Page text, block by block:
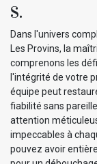
S.
Dans l'univers
Les Provins, la
comprenons les
l'intégrité de votre
équipe peut
fiabilité sans
attention
impeccables à
pouvez avoir